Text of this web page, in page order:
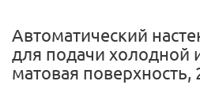
Автоматический
для подачи холодной
матовая поверхность,